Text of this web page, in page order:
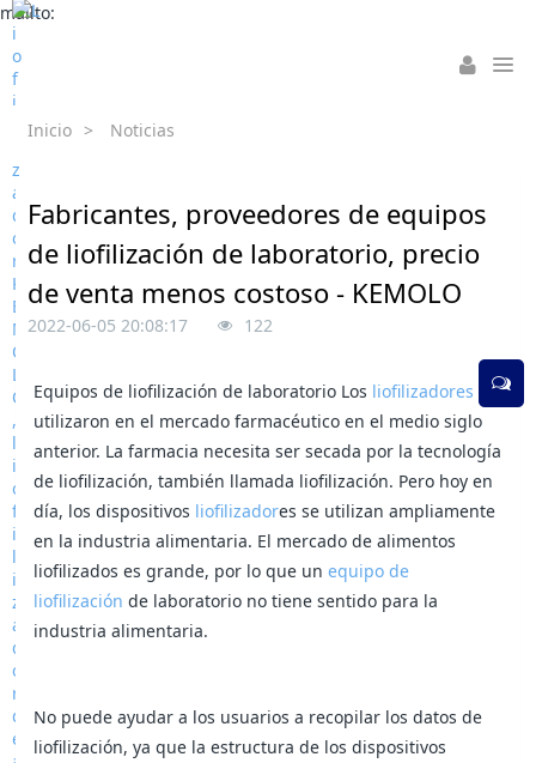
mailto:
Inicio > Noticias
Fabricantes, proveedores de equipos
de liofilización de laboratorio, precio
de venta menos costoso - KEMOLO
2022-06-05 20:08:17 122
Equipos de liofilización de laboratorio Los liofilizadores se
utilizaron en el mercado farmacéutico en el medio siglo
anterior. La farmacia necesita ser secada por la tecnología
de liofilización, también llamada liofilización. Pero hoy en
día, los dispositivos liofilizadores se utilizan ampliamente
en la industria alimentaria. El mercado de alimentos
liofilizados es grande, por lo que unequipo de
liofilización de laboratorio no tiene sentido para la
industria alimentaria.
No puede ayudar a los usuarios a recopilar los datos de
liofilización, ya que la estructura de los dispositivos